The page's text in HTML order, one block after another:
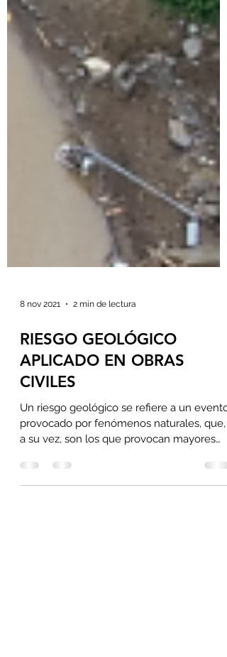
RIESGO GEOLÓGICO
APLICADO EN OBRAS
CIVILES
provocado por fenómenos naturales, que,
a su vez, son los que provocan mayores